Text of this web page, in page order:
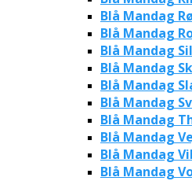
Blå Mandag
Blå Mandag
Blå Mandag
Blå Mandag
Blå Mandag
Blå Mandag
Blå Mandag
Blå Mandag
Blå Mandag
Blå Mandag